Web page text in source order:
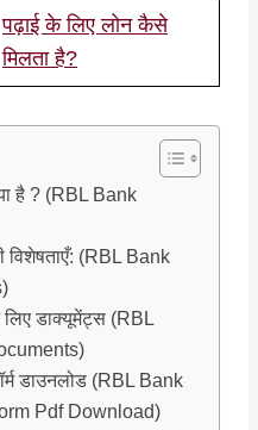
पढ़ाई के लिए लोन कैसे
मिलता है?
है ? (RBL Bank
(RBL Bank
डाक्यूमेंट्स (RBL
डाउनलोड (RBL Bank
Pdf Download)